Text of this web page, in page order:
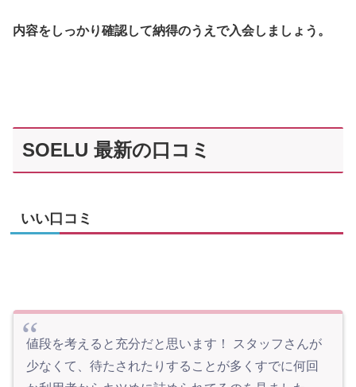
内容をしっかり確認して納得のうえで入会しましょう。
SOELU 最新の口コミ
いい口コミ
値段を考えると充分だと思います！ スタッフさんが
少なくて、待たされたりすることが多くすでに何回